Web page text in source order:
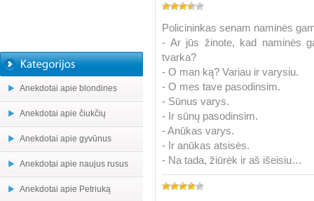
Anekdotai apie blondines
Anekdotai apie čiukčių
Anekdotai apie gyvūnus
Anekdotai apie naujus rusus
Anekdotai apie Petriuką
Policininkas senam naminės
- Ar jūs žinote, kad naminės
tvarka?
- O man ką? Variau ir varysiu.
- O mes tave pasodinsim.
- Sūnus varys.
- Ir sūnų pasodinsim.
- Anūkas varys.
- Ir anūkas atsisės.
- Na tada, žiūrėk ir aš išeisiu…